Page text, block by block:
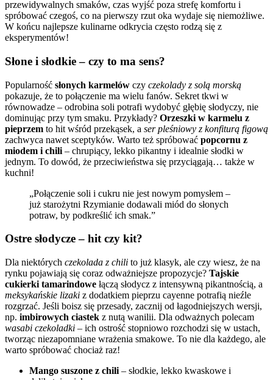
przewidywalnych smaków, czas wyjść poza strefę komfortu i
spróbować czegoś, co na pierwszy rzut oka wydaje się niemożliwe.
W końcu najlepsze kulinarne odkrycia często rodzą się z
eksperymentów!
Słone i słodkie – czy to ma sens?
Popularność słonych karmelów czy czekolady z solą morską
pokazuje, że to połączenie ma wielu fanów. Sekret tkwi w
równowadze – odrobina soli potrafi wydobyć głębię słodyczy, nie
dominując przy tym smaku. Przykłady? Orzeszki w karmelu z
pieprzem to hit wśród przekąsek, a ser pleśniowy z konfiturą figową
zachwyca nawet sceptyków. Warto też spróbować popcornu z
miodem i chili – chrupiący, lekko pikantny i idealnie słodki w
jednym. To dowód, że przeciwieństwa się przyciągają… także w
kuchni!
„Połączenie soli i cukru nie jest nowym pomysłem –
już starożytni Rzymianie dodawali miód do słonych
potraw, by podkreślić ich smak.”
Ostre słodycze – hit czy kit?
Dla niektórych czekolada z chili to już klasyk, ale czy wiesz, że na
rynku pojawiają się coraz odważniejsze propozycje? Tajskie
cukierki tamarindowe łączą słodycz z intensywną pikantnością, a
meksykańskie lizaki z dodatkiem pieprzu cayenne potrafią nieźle
rozgrzać. Jeśli boisz się przesady, zacznij od łagodniejszych wersji,
np. imbirowych ciastek z nutą wanilii. Dla odważnych polecam
wasabi czekoladki – ich ostrość stopniowo rozchodzi się w ustach,
tworząc niezapomniane wrażenia smakowe. To nie dla każdego, ale
warto spróbować chociaż raz!
Mango suszone z chili – słodkie, lekko kwaskowe i